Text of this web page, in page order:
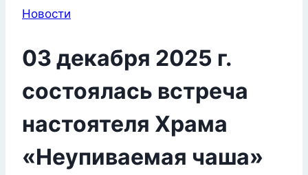
Новости
03 декабря 2025 г.
состоялась встреча
настоятеля Храма
«Неупиваемая чаша»